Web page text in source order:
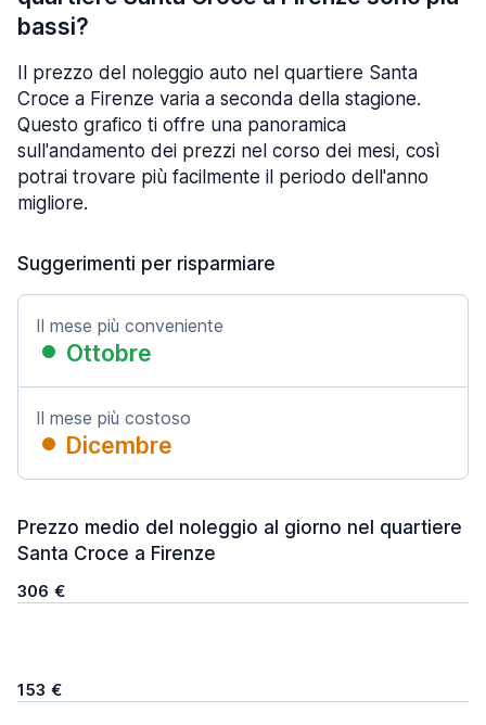
bassi?
Il prezzo del noleggio auto nel quartiere Santa
Croce a Firenze varia a seconda della stagione.
Questo grafico ti offre una panoramica
sull'andamento dei prezzi nel corso dei mesi, così
potrai trovare più facilmente il periodo dell'anno
migliore.
Suggerimenti per risparmiare
Il mese più conveniente
Ottobre
Il mese più costoso
Dicembre
Prezzo medio del noleggio al giorno nel quartiere
Santa Croce a Firenze
306 €
153 €